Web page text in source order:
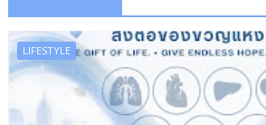
LIFESTYLE